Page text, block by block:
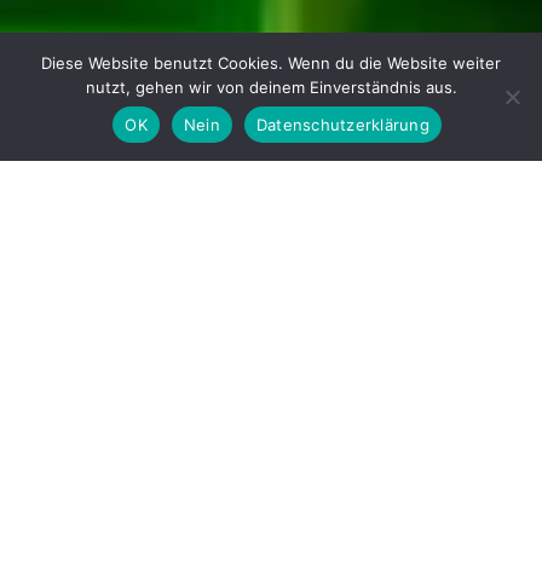
Diese Website benutzt Cookies. Wenn du die Website weiter
nutzt, gehen wir von deinem Einverständnis aus.
OK
Nein Datenschutzerklärung